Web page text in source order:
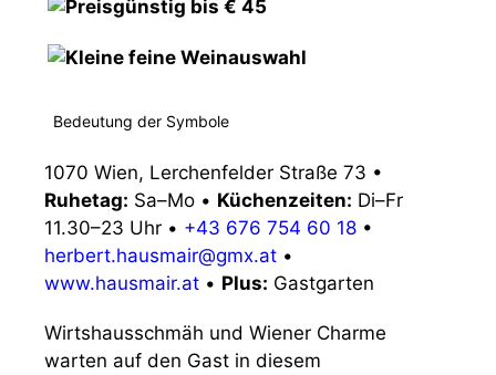
Bedeutung der Symbole
1070 Wien, Lerchenfelder Straße 73 •
Ruhetag: Sa–Mo • Küchenzeiten: Di–Fr
11.30–23 Uhr • +43 676 754 60 18 •
herbert.hausmair@gmx.at •
www.hausmair.at • Plus: Gastgarten
Wirtshausschmäh und Wiener Charme
warten auf den Gast in diesem